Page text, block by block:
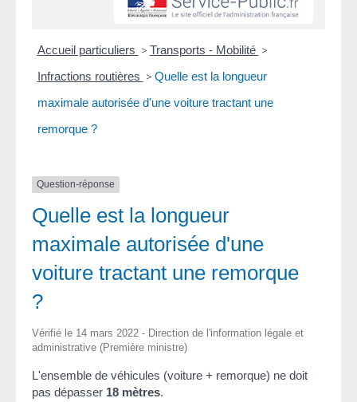
Accueil particuliers > Transports - Mobilité >
Infractions routières > Quelle est la longueur
maximale autorisée d'une voiture tractant une
remorque ?
Question-réponse
Quelle est la longueur
maximale autorisée d'une
voiture tractant une remorque
?
Vérifié le 14 mars 2022 - Direction de l'information légale et
administrative (Première ministre)
L'ensemble de véhicules (voiture + remorque) ne doit
pas dépasser 18 mètres.